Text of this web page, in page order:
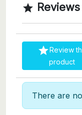

Review
product
There are